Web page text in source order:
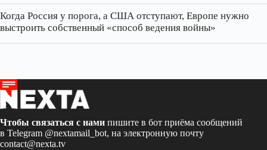
Когда Россия у порога, а США отступают, Европе нужно
выстроить собственный «способ ведения войны»
Чтобы связаться с нами пишите в бот приёма сообщений
в Telegram @nextamail_bot, на электронную почту
contact@nexta.tv